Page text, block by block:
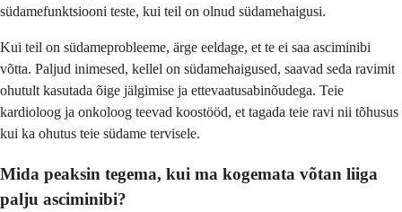
südamefunktsiooni teste, kui teil on olnud südamehaigusi.
Kui teil on südameprobleeme, ärge eeldage, et te ei saa asciminibi
võtta. Paljud inimesed, kellel on südamehaigused, saavad seda ravimit
ohutult kasutada õige jälgimise ja ettevaatusabinõudega. Teie
kardioloog ja onkoloog teevad koostööd, et tagada teie ravi nii tõhusus
kui ka ohutus teie südame tervisele.
Mida peaksin tegema, kui ma kogemata võtan liiga
palju asciminibi?